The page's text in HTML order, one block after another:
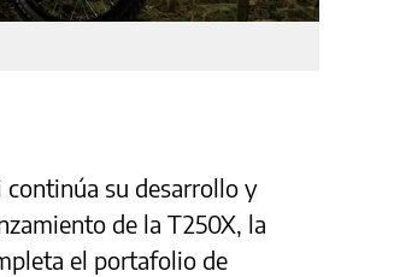
su desarrollo y
de la T250X, la
el portafolio de